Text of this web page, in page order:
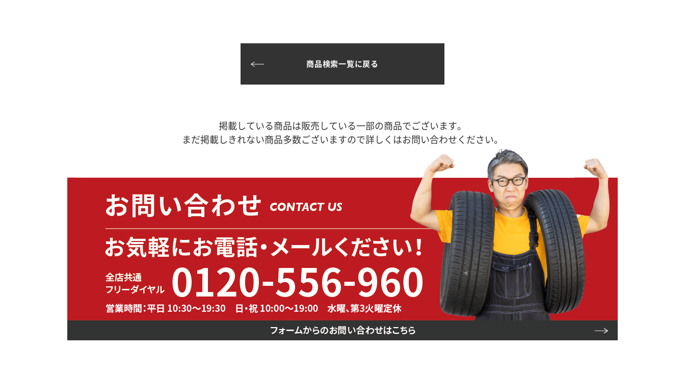
商品検索一覧に戻る
掲載している商品は販売している一部の商品でございます。
まだ掲載しきれない商品多数ございますので詳しくはお問い合わせください。